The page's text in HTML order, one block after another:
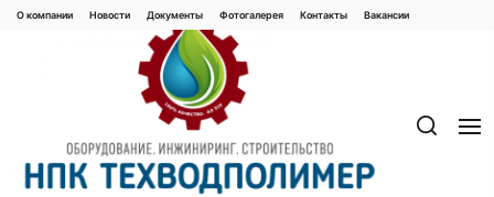
Перейти
О компании Новости Документы Фотогалерея Контaкты Вакaнсии